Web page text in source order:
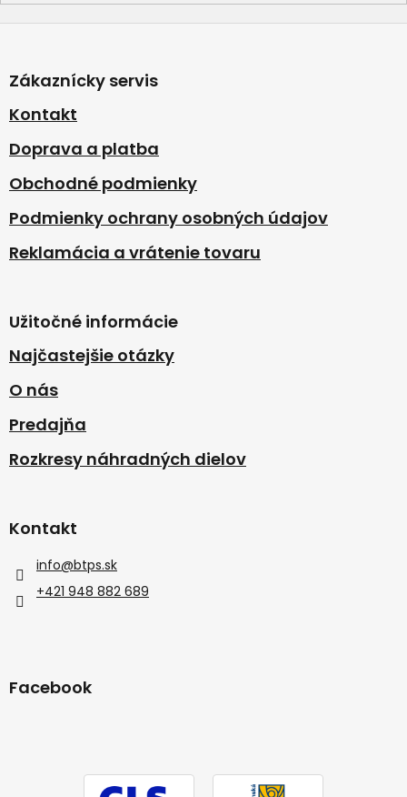
p
ä
e
Zákaznícky servis
Kontakt
Doprava a platba
Obchodné podmienky
Podmienky ochrany osobných údajov
Reklamácia a vrátenie tovaru
Užitočné informácie
Najčastejšie otázky
O nás
Predajňa
Rozkresy náhradných dielov
Kontakt
info@btps.sk
+421 948 882 689
Facebook